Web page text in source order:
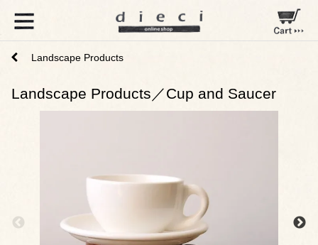
Landscape Products
Landscape Products／Cup and Saucer